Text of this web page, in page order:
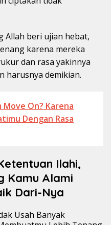
Allah beri ujian hebat,
karena mereka
dan rasa yakinnya
harusnya demikian.
Move On? Karena
Dengan Rasa
Ilahi,
Kamu Alami
Dari-Nya